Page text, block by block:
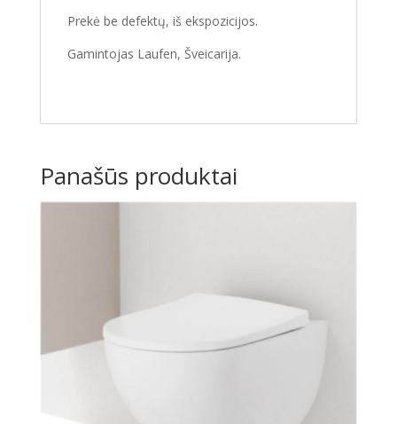
Prekė be defektų, iš ekspozicijos.
Gamintojas Laufen, Šveicarija.
Panašūs produktai